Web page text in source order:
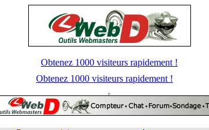
Obtenez 1000 visiteurs rapidement !
Obtenez 1000 visiteurs rapidement !